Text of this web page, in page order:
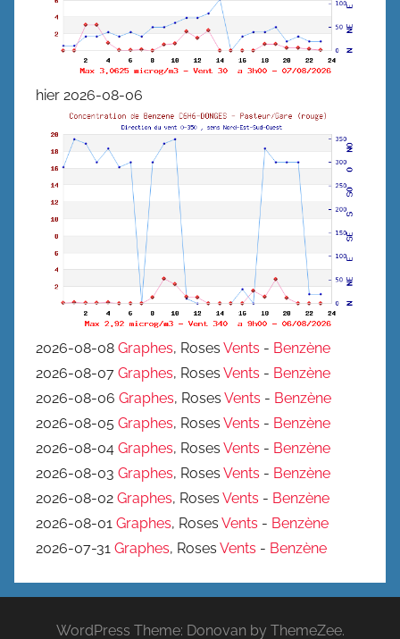
hier 2026-08-06
2026-08-08 Graphes, Roses Vents - Benzène
2026-08-07 Graphes, Roses Vents - Benzène
2026-08-06 Graphes, Roses Vents - Benzène
2026-08-05 Graphes, Roses Vents - Benzène
2026-08-04 Graphes, Roses Vents - Benzène
2026-08-03 Graphes, Roses Vents - Benzène
2026-08-02 Graphes, Roses Vents - Benzène
2026-08-01 Graphes, Roses Vents - Benzène
2026-07-31 Graphes, Roses Vents - Benzène
WordPress Theme: Donovan by ThemeZee.